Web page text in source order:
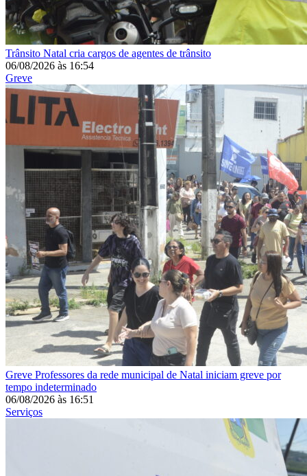
Trânsito Natal cria cargos de agentes de trânsito
06/08/2026 às 16:54
Greve
Greve Professores da rede municipal de Natal iniciam greve por
tempo indeterminado
06/08/2026 às 16:51
Serviços